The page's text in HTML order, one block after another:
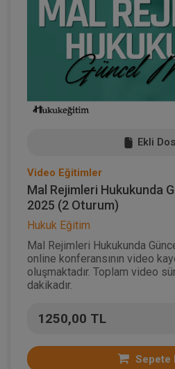
Ekli
Video Eğitimler
Mal Rejimleri Hukukunda
2025 (2 Oturum)
Hukuk Eğitim
Mal Rejimleri Hukukunda
online konferansının video
oluşmaktadır. Toplam video
dakikadır.
1250,00 TL
Sepete